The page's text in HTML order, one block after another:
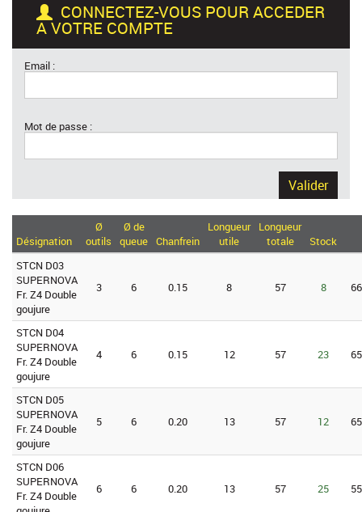
CONNECTEZ-VOUS POUR ACCEDER
A VOTRE COMPTE
Email :
Mot de passe :
Valider
Désignation
Ø
outils
Ø de
queue Chanfrein
Longueur
utile
Longueur
totale
Stock
STCN D03
SUPERNOVA
Fr. Z4 Double
goujure
3 6 0.15 8 57 8
STCN D04
SUPERNOVA
Fr. Z4 Double
goujure
4 6 0.15 12 57 23
STCN D05
SUPERNOVA
Fr. Z4 Double
goujure
5 6 0.20 13 57 12
STCN D06
SUPERNOVA
Fr. Z4 Double
6 6 0.20 13 57 25